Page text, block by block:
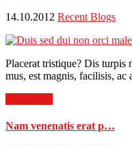
14.10.2012 Recent Blogs
Placerat tristique? Dis turpis
mus, est magnis, facilisis, ac
Nam venenatis erat p…